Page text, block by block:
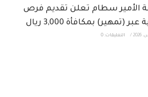
الأمير سطام تعلن تقديم فرص
عبر (تمهير) بمكافأة 3,000 ريال
/ التعليقات: 0